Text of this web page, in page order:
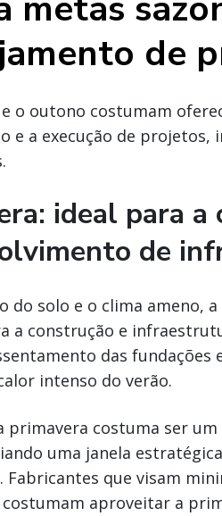
de
o outono costumam
e a execução de projetos,
ideal para a
de
do solo e o clima ameno,
a construção e
das fundações
intenso do verão.
primavera costuma ser
uma janela
Fabricantes que visam
costumam aproveitar a